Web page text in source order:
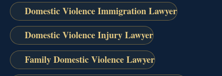
Domestic Violence Immigration Lawyer
Domestic Violence Injury Lawyer
Family Domestic Violence Lawyer